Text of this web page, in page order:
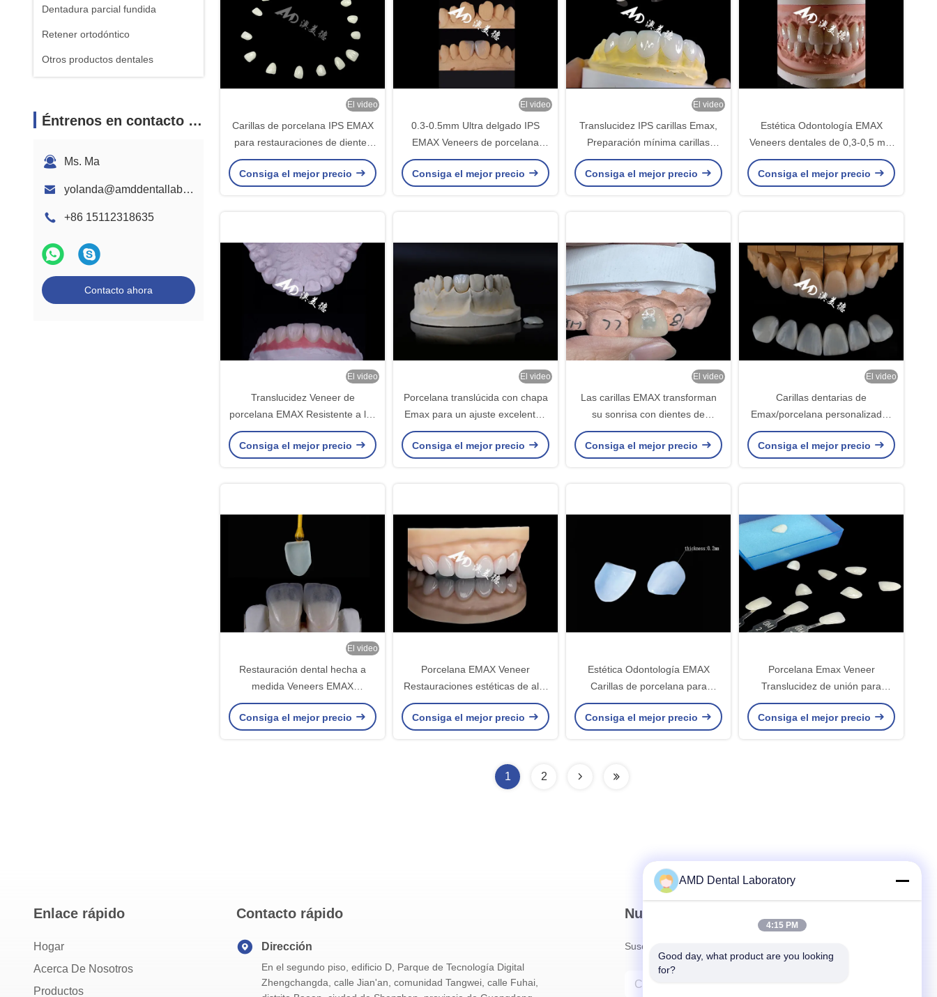
Dentadura parcial fundida
Retener ortodóntico
Otros productos dentales
Éntrenos en contacto con
Ms. Ma
yolanda@amddentallab.com
+86 15112318635
Contacto ahora
El video
Carillas de porcelana IPS EMAX
para restauraciones de dientes
frontales de aspecto natural
Consiga el mejor precio
El video
0.3-0.5mm Ultra delgado IPS
EMAX Veneers de porcelana
para el cambio de imagen de la
sonrisa estética
Consiga el mejor precio
El video
Translucidez IPS carillas Emax,
Preparación mínima carillas
dental Emax
Consiga el mejor precio
Estética Odontología EMAX
Veneers dentales de 0,3-0,5 mm
de espesor para restauraciones
estéticas
Consiga el mejor precio
El video
Translucidez Veneer de
porcelana EMAX Resistente a las
manchas / resistencia
Consiga el mejor precio
El video
Porcelana translúcida con chapa
Emax para un ajuste excelente /
estética natural
Consiga el mejor precio
El video
Las carillas EMAX transforman
su sonrisa con dientes de
aspecto natural altamente
translúcidos
Consiga el mejor precio
El video
Carillas dentarias de
Emax/porcelana personalizadas
de alta precisión para
odontología cosmética
Consiga el mejor precio
El video
Restauración dental hecha a
medida Veneers EMAX
Impresión digital bellamente
alineada
Consiga el mejor precio
Porcelana EMAX Veneer
Restauraciones estéticas de alta
precisión con una durabilidad
superior
Consiga el mejor precio
Estética Odontología EMAX
Carillas de porcelana para
hermosas restauraciones
dentales
Consiga el mejor precio
Porcelana Emax Veneer
Translucidez de unión para
restauraciones estéticas precisas
Consiga el mejor precio
1 2
Enlace rápido
Hogar
Acerca De Nosotros
Productos
Contacto rápido
Dirección
En el segundo piso, edificio D, Parque de Tecnología Digital
Zhengchangda, calle Jian'an, comunidad Tangwei, calle Fuhai,
Nuestro boletín
Suscríbete a nuestro boletín para obtener descuentos y más.
AMD Dental Laboratory
4:15 PM
Good day, what product are you looking
for?